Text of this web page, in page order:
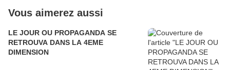
Vous aimerez aussi
LE JOUR OU PROPAGANDA SE
RETROUVA DANS LA 4EME
DIMENSION